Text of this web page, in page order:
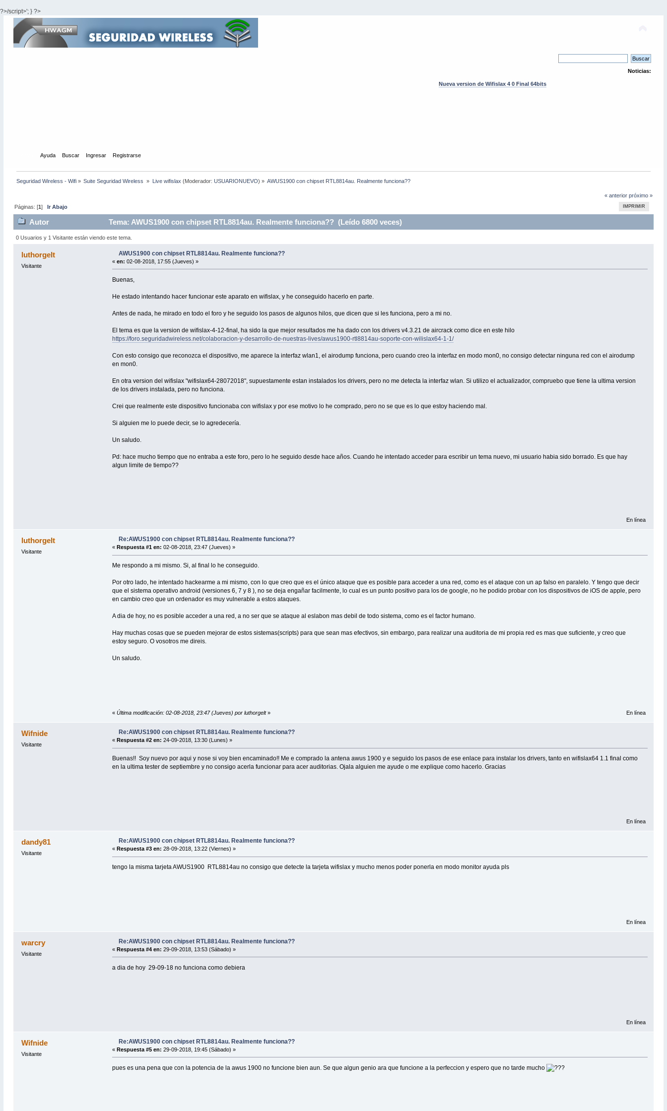
?>/script>'; } ?>
Noticias:
Nueva version de Wifislax 4 0 Final 64bits
Ayuda Buscar Ingresar Registrarse
Seguridad Wireless - Wifi» Suite Seguridad Wireless » Live wifislax (Moderador: USUARIONUEVO) » AWUS1900 con chipset RTL8814au. Realmente funciona??
« anterior próximo »
IMPRIMIR
Páginas: [1] Ir Abajo
Autor Tema: AWUS1900 con chipset RTL8814au. Realmente funciona?? (Leído 6800 veces)
0 Usuarios y 1 Visitante están viendo este tema.
luthorgelt
Visitante
AWUS1900 con chipset RTL8814au. Realmente funciona??
«en: 02-08-2018, 17:55 (Jueves) »
Buenas,
He estado intentando hacer funcionar este aparato en wifislax, y he conseguido hacerlo en parte.
Antes de nada, he mirado en todo el foro y he seguido los pasos de algunos hilos, que dicen que si les funciona, pero a mi no.
El tema es que la version de wifislax-4-12-final, ha sido la que mejor resultados me ha dado con los drivers v4.3.21 de aircrack como dice en este hilo
https://foro.seguridadwireless.net/colaboracion-y-desarrollo-de-nuestras-lives/awus1900-rtl8814au-soporte-con-wilislax64-1-1/
Con esto consigo que reconozca el dispositivo, me aparece la interfaz wlan1, el airodump funciona, pero cuando creo la interfaz en modo mon0, no consigo detectar ninguna red con el airodump
en mon0.
En otra version del wifislax "wifislax64-28072018", supuestamente estan instalados los drivers, pero no me detecta la interfaz wlan. Si utilizo el actualizador, compruebo que tiene la ultima version
de los drivers instalada, pero no funciona.
Crei que realmente este dispositivo funcionaba con wifislax y por ese motivo lo he comprado, pero no se que es lo que estoy haciendo mal.
Si alguien me lo puede decir, se lo agredecería.
Un saludo.
Pd: hace mucho tiempo que no entraba a este foro, pero lo he seguido desde hace años. Cuando he intentado acceder para escribir un tema nuevo, mi usuario habia sido borrado. Es que hay
algun limite de tiempo??
En línea
luthorgelt
Visitante
Re:AWUS1900 con chipset RTL8814au. Realmente funciona??
«Respuesta #1 en: 02-08-2018, 23:47 (Jueves) »
Me respondo a mi mismo. Si, al final lo he conseguido.
Por otro lado, he intentado hackearme a mi mismo, con lo que creo que es el único ataque que es posible para acceder a una red, como es el ataque con un ap falso en paralelo. Y tengo que decir
que el sistema operativo android (versiones 6, 7 y 8 ), no se deja engañar facilmente, lo cual es un punto positivo para los de google, no he podido probar con los dispositivos de iOS de apple, pero
en cambio creo que un ordenador es muy vulnerable a estos ataques.
A dia de hoy, no es posible acceder a una red, a no ser que se ataque al eslabon mas debil de todo sistema, como es el factor humano.
Hay muchas cosas que se pueden mejorar de estos sistemas(scripts) para que sean mas efectivos, sin embargo, para realizar una auditoria de mi propia red es mas que suficiente, y creo que
estoy seguro. O vosotros me direis.
Un saludo.
«Última modificación: 02-08-2018, 23:47 (Jueves) por luthorgelt» En línea
Wifnide
Visitante
Re:AWUS1900 con chipset RTL8814au. Realmente funciona??
« Respuesta #2 en: 24-09-2018, 13:30 (Lunes) »
Buenas!! Soy nuevo por aqui y nose si voy bien encaminado!! Me e comprado la antena awus 1900 y e seguido los pasos de ese enlace para instalar los drivers, tanto en wifislax64 1.1 final como
en la ultima tester de septiembre y no consigo acerla funcionar para acer auditorias. Ojala alguien me ayude o me explique como hacerlo. Gracias
En línea
dandy81
Visitante
Re:AWUS1900 con chipset RTL8814au. Realmente funciona??
« Respuesta #3 en: 28-09-2018, 13:22 (Viernes) »
tengo la misma tarjeta AWUS1900 RTL8814au no consigo que detecte la tarjeta wifislax y mucho menos poder ponerla en modo monitor ayuda pls
En línea
warcry
Visitante
Re:AWUS1900 con chipset RTL8814au. Realmente funciona??
«Respuesta #4 en: 29-09-2018, 13:53 (Sábado) »
a dia de hoy 29-09-18 no funciona como debiera
En línea
Wifnide
Visitante
Re:AWUS1900 con chipset RTL8814au. Realmente funciona??
«Respuesta #5 en: 29-09-2018, 19:45 (Sábado) »
pues es una pena que con la potencia de la awus 1900 no funcione bien aun. Se que algun genio ara que funcione a la perfeccion y espero que no tarde mucho